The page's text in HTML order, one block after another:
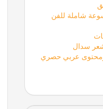
شاملة للفن
سدال
عربي حصري